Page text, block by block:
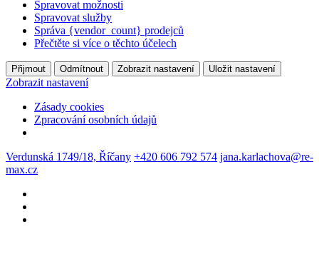
Spravovat možnosti
Spravovat služby
Správa {vendor_count} prodejců
Přečtěte si více o těchto účelech
Přijmout Odmítnout Zobrazit nastavení Uložit nastavení
Zobrazit nastavení
Zásady cookies
Zpracování osobních údajů
Verdunská 1749/18, Říčany +420 606 792 574 jana.karlachova@re-
max.cz